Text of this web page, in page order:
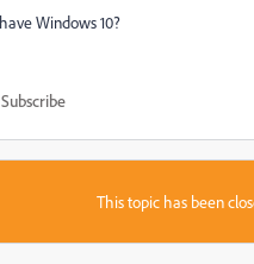
Windows 10?
Subscribe
This topic has been